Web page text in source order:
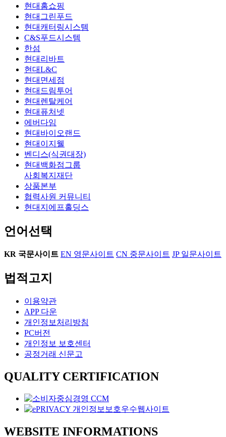
현대홈쇼핑
현대그린푸드
현대캐터링시스템
C&S푸드시스템
한섬
현대리바트
현대L&C
현대면세점
현대드림투어
현대렌탈케어
현대퓨처넷
에버다임
현대바이오랜드
현대이지웰
벤디스(식권대장)
현대백화점그룹
사회복지재단
상품본부
협력사원 커뮤니티
현대지에프홀딩스
언어선택
KR 국문사이트 EN 영문사이트 CN 중문사이트 JP일문사이트
법적고지
이용약관
APP 다운
개인정보처리방침
PC버전
개인정보 보호센터
공정거래 신문고
QUALITY CERTIFICATION
WEBSITE INFORMATIONS